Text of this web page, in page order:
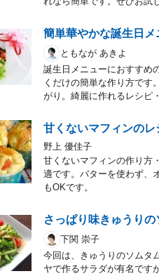
簡単華やかな誕生日
ともなが あきよ
誕生日メニューにおすすめ
くだけの簡単な作り方です
がり。綺麗に作れるレシピ
甘くないマフィンの
野上 優佳子
甘くないマフィンの作り方
適です。バターを使わず、
もOKです。
さっぱり味きゅうり
下関 崇子
今回は、きゅうりのソムタ
ヤで作るサラダが有名です